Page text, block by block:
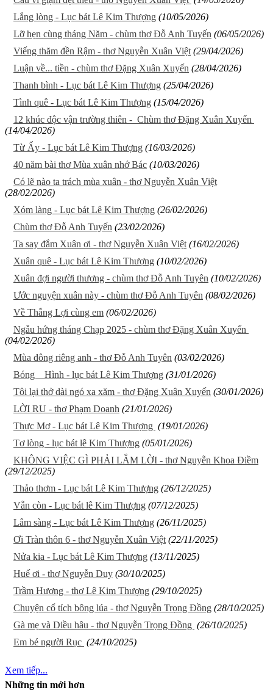
Lắng lòng - Lục bát Lê Kim Thượng (10/05/2026)
Lỡ hẹn cùng tháng Năm - chùm thơ Đỗ Anh Tuyến (06/05/2026)
Viếng thăm đền Rậm - thơ Nguyễn Xuân Việt (29/04/2026)
Luận về... tiền - chùm thơ Đặng Xuân Xuyến (28/04/2026)
Thanh bình - Lục bát Lê Kim Thượng (25/04/2026)
Tình quê - Lục bát Lê Kim Thượng (15/04/2026)
12 khúc độc vận trường thiên - Chùm thơ Đặng Xuân Xuyến
(14/04/2026)
Từ Ấy - Lục bát Lê Kim Thượng (16/03/2026)
40 năm bài thơ Mùa xuân nhớ Bác (10/03/2026)
Có lẽ nào ta trách mùa xuân - thơ Nguyễn Xuân Việt
(28/02/2026)
Xóm làng - Lục bát Lê Kim Thượng (26/02/2026)
Chùm thơ Đỗ Anh Tuyến (23/02/2026)
Ta say đắm Xuân ơi - thơ Nguyễn Xuân Việt (16/02/2026)
Xuân quê - Lục bát Lê Kim Thượng (10/02/2026)
Xuân đợi người thương - chùm thơ Đỗ Anh Tuyên (10/02/2026)
Ước nguyện xuân này - chùm thơ Đỗ Anh Tuyên (08/02/2026)
Về Thắng Lợi cùng em (06/02/2026)
Ngẫu hứng tháng Chạp 2025 - chùm thơ Đặng Xuân Xuyến
(04/02/2026)
Mùa đông riêng anh - thơ Đỗ Anh Tuyên (03/02/2026)
Bóng Hình - lục bát Lê Kim Thượng (31/01/2026)
Tôi lại thở dài ngó xa xăm - thơ Đặng Xuân Xuyến (30/01/2026)
LỜI RU - thơ Phạm Doanh (21/01/2026)
Thực Mơ - Lục bát Lê Kim Thượng (19/01/2026)
Tơ lòng - lục bát lê Kim Thượng (05/01/2026)
KHÔNG VIỆC GÌ PHẢI LẮM LỜI - thơ Nguyễn Khoa Điềm
(29/12/2025)
Thảo thơm - Lục bát Lê Kim Thượng (26/12/2025)
Vẫn còn - Lục bát lê Kim Thượng (07/12/2025)
Lâm sàng - Lục bát Lê Kim Thượng (26/11/2025)
Ơi Tràn thôn 6 - thơ Nguyễn Xuân Việt (22/11/2025)
Nửa kia - Lục bát Lê Kim Thượng (13/11/2025)
Huế ơi - thơ Nguyễn Duy (30/10/2025)
Trầm Hương - thơ Lê Kim Thượng (29/10/2025)
Chuyện cổ tích bông lúa - thơ Nguyễn Trọng Đồng (28/10/2025)
Gà mẹ và Diều hâu - thơ Nguyễn Trọng Đồng (26/10/2025)
Em bé người Rục (24/10/2025)
Xem tiếp...
Những tin mới hơn